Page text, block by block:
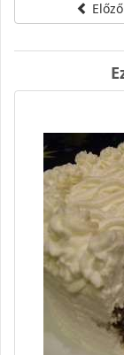
Előző